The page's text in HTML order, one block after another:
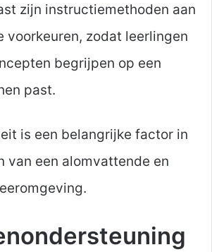
zijn instructiemethoden aan
voorkeuren, zodat leerlingen
begrijpen op een
past.
is een belangrijke factor in
van een alomvattende en